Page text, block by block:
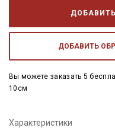
ДОБАВИТЬ
Вы можете заказать 5
10см
Характеристики